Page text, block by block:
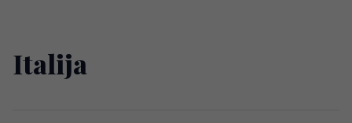
Italija